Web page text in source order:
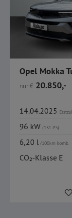
nur€ 20.850,-
14.04.2025 Erstzul.
96 kW (131 PS)
6,20 l/100km komb.
CO₂-Klasse E